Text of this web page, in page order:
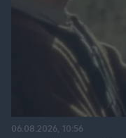
06.08.2026, 10:56